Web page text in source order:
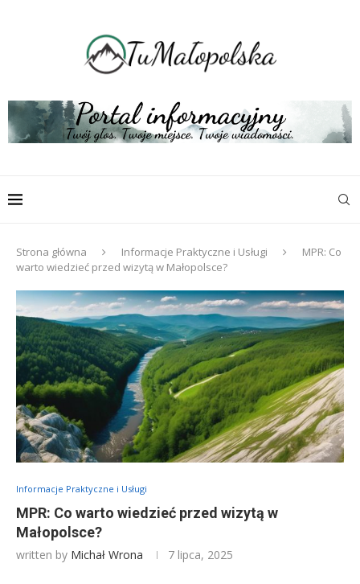
Strona główna Informacje Praktyczne i Usługi
MPR: Co
warto wiedzieć przed wizytą w Małopolsce?
Informacje Praktyczne i Usługi
MPR: Co warto wiedzieć przed wizytą w
Małopolsce?
written by Michał Wrona 7 lipca, 2025